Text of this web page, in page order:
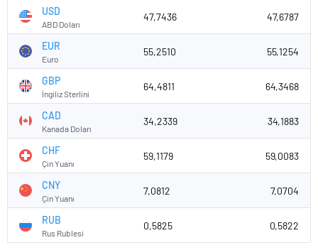
USD
ABD Doları
47,7436 47,6787
EUR
Euro
55,2510 55,1254
GBP
İngiliz Sterlini
64,4811 64,3468
CAD
Kanada Doları
34,2339 34,1883
CHF
Çin Yuanı
59,1179 59,0083
CNY
Çin Yuanı
7,0812 7,0704
RUB
Rus Rublesi
0,5825 0,5822